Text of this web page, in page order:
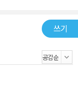
쓰기